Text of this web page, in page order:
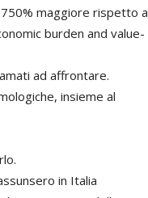
750% maggiore rispetto a
burden and value-
ad affrontare.
insieme al
in Italia